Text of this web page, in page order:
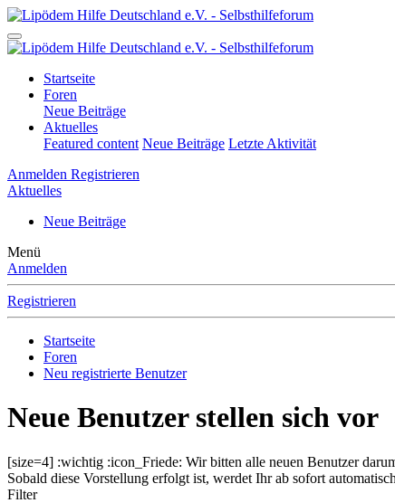
Startseite
Foren
Neue Beiträge
Aktuelles
Featured content Neue Beiträge Letzte Aktivität
Anmelden Registrieren
Aktuelles
Neue Beiträge
Menü
Anmelden
Registrieren
Startseite
Foren
Neu registrierte Benutzer
Neue Benutzer stellen sich vor
[size=4] :wichtig :icon_Friede: Wir bitten alle neuen Benutzer
Sobald diese Vorstellung erfolgt ist, werdet Ihr ab sofort
Filter